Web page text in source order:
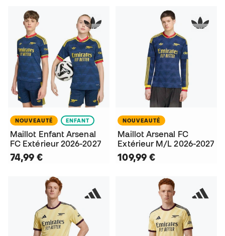
NOUVEAUTÉ ENFANT
Maillot Enfant Arsenal
FC Extérieur 2026-2027
74,99 €
NOUVEAUTÉ
Maillot Arsenal FC
Extérieur M/L 2026-2027
109,99 €